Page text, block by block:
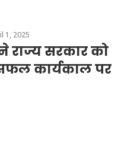
1, 2025
राज्य सरकार को
कार्यकाल पर